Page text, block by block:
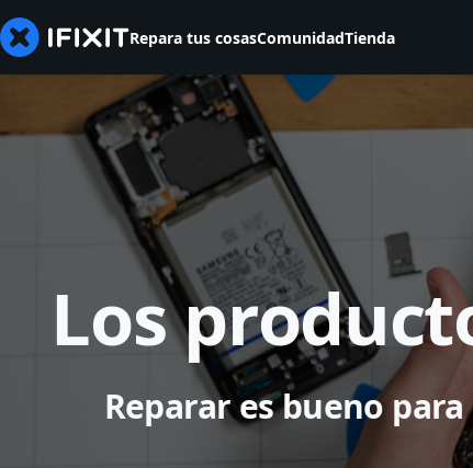
Repara tus cosasComunidadTienda
Los
Reparar es bueno